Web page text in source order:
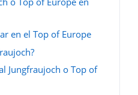
en el Top of Europe
Jungfraujoch o Top of